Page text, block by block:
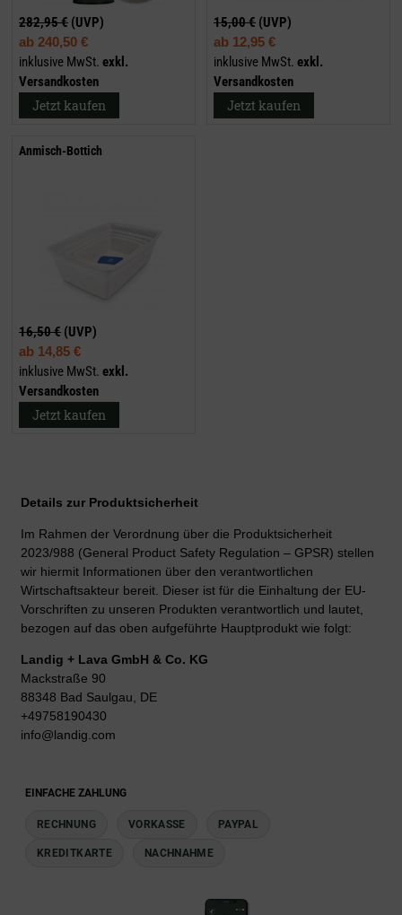
282,95 € (UVP)
ab 240,50 €
inklusive MwSt. exkl.
Versandkosten
Jetzt kaufen
15,00 € (UVP)
ab 12,95 €
inklusive MwSt. exkl.
Versandkosten
Jetzt kaufen
Anmisch-Bottich
16,50 € (UVP)
ab 14,85 €
inklusive MwSt. exkl.
Versandkosten
Jetzt kaufen
Details zur Produktsicherheit
Im Rahmen der Verordnung über die Produktsicherheit
2023/988 (General Product Safety Regulation – GPSR) stellen
wir hiermit Informationen über den verantwortlichen
Wirtschaftsakteur bereit. Dieser ist für die Einhaltung der EU-
Vorschriften zu unseren Produkten verantwortlich und lautet,
bezogen auf das oben aufgeführte Hauptprodukt wie folgt:
Landig + Lava GmbH & Co. KG
Mackstraße 90
88348 Bad Saulgau, DE
+49758190430
info@landig.com
EINFACHE ZAHLUNG
RECHNUNG VORKASSE PAYPAL
KREDITKARTE NACHNAHME